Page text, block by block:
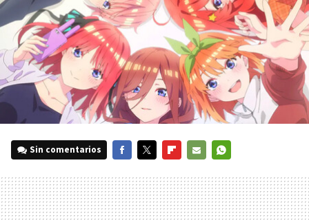
Sin comentarios
MAIL